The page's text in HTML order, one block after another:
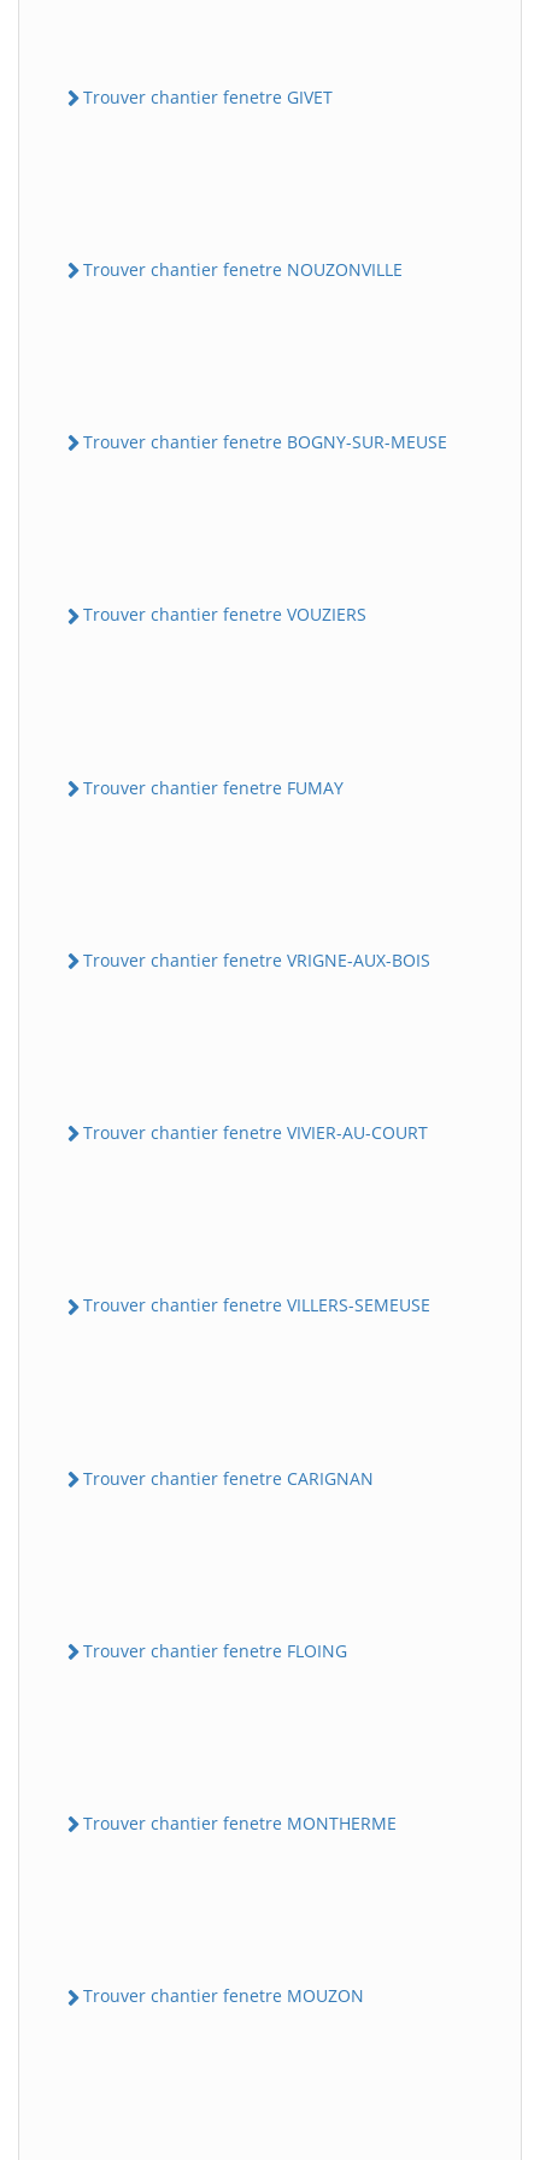
Trouver chantier fenetre GIVET
Trouver chantier fenetre NOUZONVILLE
Trouver chantier fenetre BOGNY-SUR-MEUSE
Trouver chantier fenetre VOUZIERS
Trouver chantier fenetre FUMAY
Trouver chantier fenetre VRIGNE-AUX-BOIS
Trouver chantier fenetre VIVIER-AU-COURT
Trouver chantier fenetre VILLERS-SEMEUSE
Trouver chantier fenetre CARIGNAN
Trouver chantier fenetre FLOING
Trouver chantier fenetre MONTHERME
Trouver chantier fenetre MOUZON